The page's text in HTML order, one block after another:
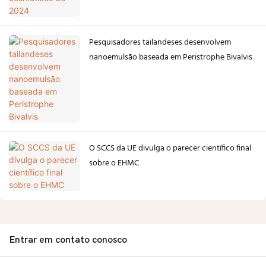
Pesquisadores tailandeses desenvolvem
nanoemulsão baseada em Peristrophe Bivalvis
O SCCS da UE divulga o parecer científico final
sobre o EHMC
Entrar em contato conosco